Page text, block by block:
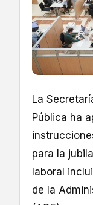
La
Pública ha
para la
laboral
de la